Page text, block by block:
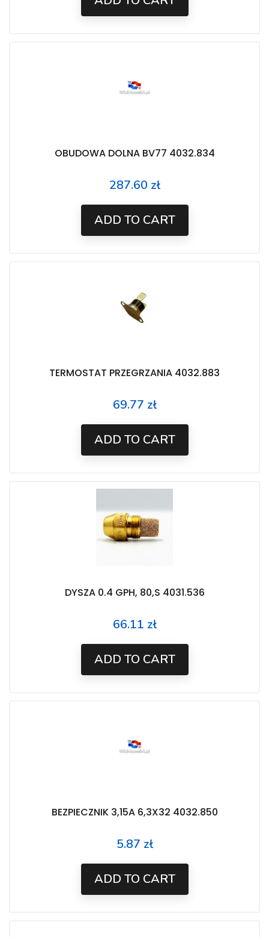
OBUDOWA DOLNA BV77 4032.834
Price
287.60 zł
ADD TO CART
TERMOSTAT PRZEGRZANIA 4032.883
Price
69.77 zł
ADD TO CART
DYSZA 0.4 GPH, 80,S 4031.536
Price
66.11 zł
ADD TO CART
BEZPIECZNIK 3,15A 6,3X32 4032.850
Price
5.87 zł
ADD TO CART